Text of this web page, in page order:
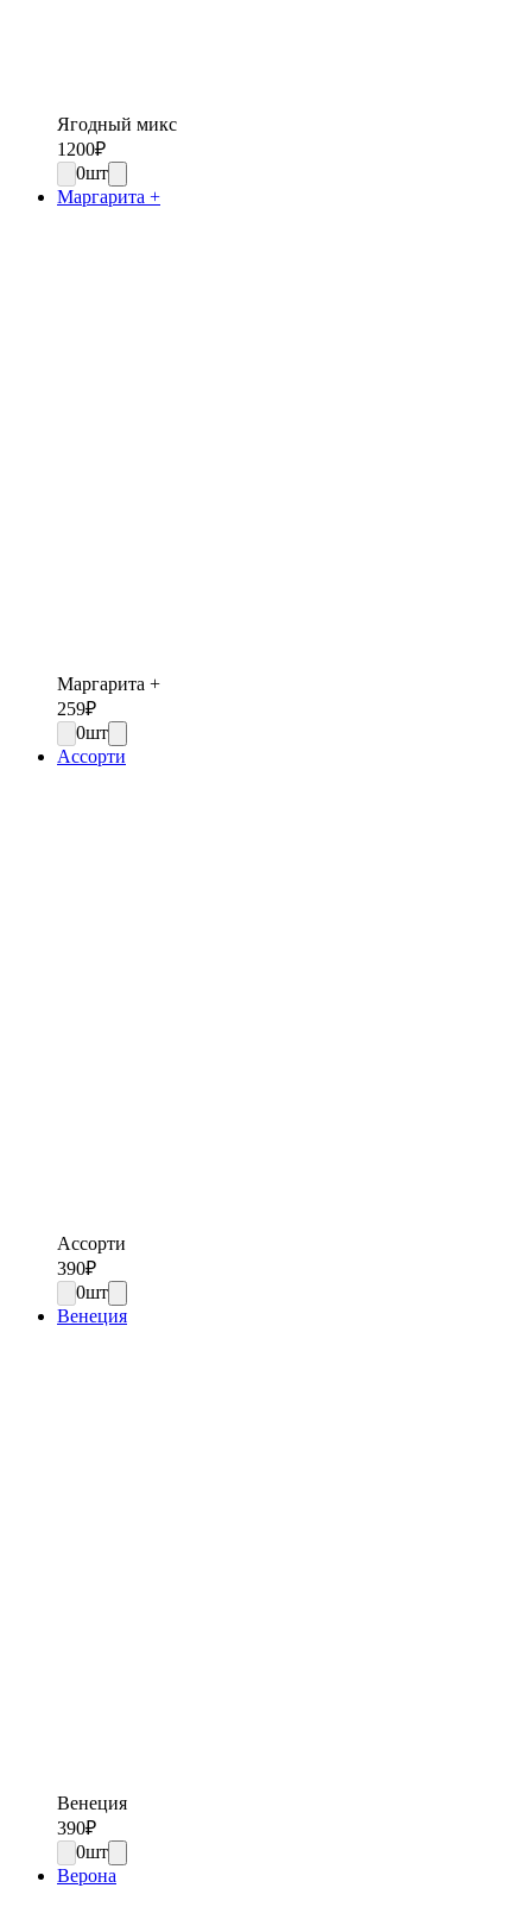
Ягодный микс
1200₽
0шт
Маргарита +
Маргарита +
259₽
0шт
Ассорти
Ассорти
390₽
0шт
Венеция
Венеция
390₽
0шт
Верона